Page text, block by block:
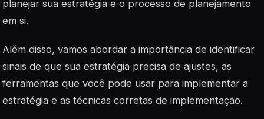
planejar sua estratégia e o processo de planejamento
em si.
Além disso, vamos abordar a importância de identificar
sinais de que sua estratégia precisa de ajustes, as
ferramentas que você pode usar para implementar a
estratégia e as técnicas corretas de implementação.